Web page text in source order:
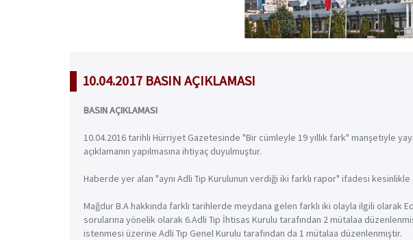
10.04.2017 BASIN AÇIKLAMASI
BASIN AÇIKLAMASI
10.04.2016 tarihli Hürriyet Gazetesinde "Bir cümleyle 19 yıllık fark" manşetiyle
açıklamanın yapılmasına ihtiyaç duyulmuştur.
Haberde yer alan "aynı Adli Tıp Kurulunun verdiği iki farklı rapor" ifadesi
Mağdur B.A hakkında farklı tarihlerde meydana gelen farklı iki olayla ilgili olarak
sorularına yönelik olarak 6.Adli Tıp İhtisas Kurulu tarafından 2 mütalaa
istenmesi üzerine Adli Tıp Genel Kurulu tarafından da 1 mütalaa düzenlenmiştir.